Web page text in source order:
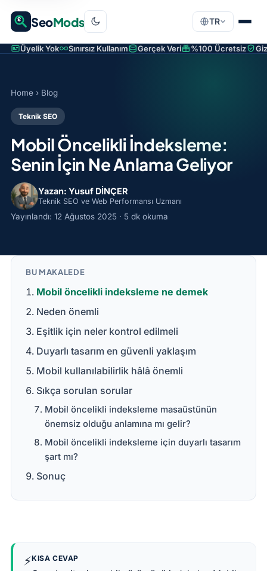
SeoMods TR
Üyelik Yok Sınırsız Kullanım Gerçek Veri %100 Ücretsiz
Home › Blog
Teknik SEO
Mobil Öncelikli İndeksleme:
Senin İçin Ne Anlama Geliyor
Yazan: Yusuf DİNÇER
Teknik SEO ve Web Performansı Uzmanı
Yayınlandı: 12 Ağustos 2025 · 5 dk okuma
BU MAKALEDE
Mobil öncelikli indeksleme ne demek
Neden önemli
Eşitlik için neler kontrol edilmeli
Duyarlı tasarım en güvenli yaklaşım
Mobil kullanılabilirlik hâlâ önemli
Sıkça sorulan sorular
Mobil öncelikli indeksleme masaüstünün
önemsiz olduğu anlamına mı gelir?
Mobil öncelikli indeksleme için duyarlı tasarım
şart mı?
Sonuç
⚡KISA CEVAP